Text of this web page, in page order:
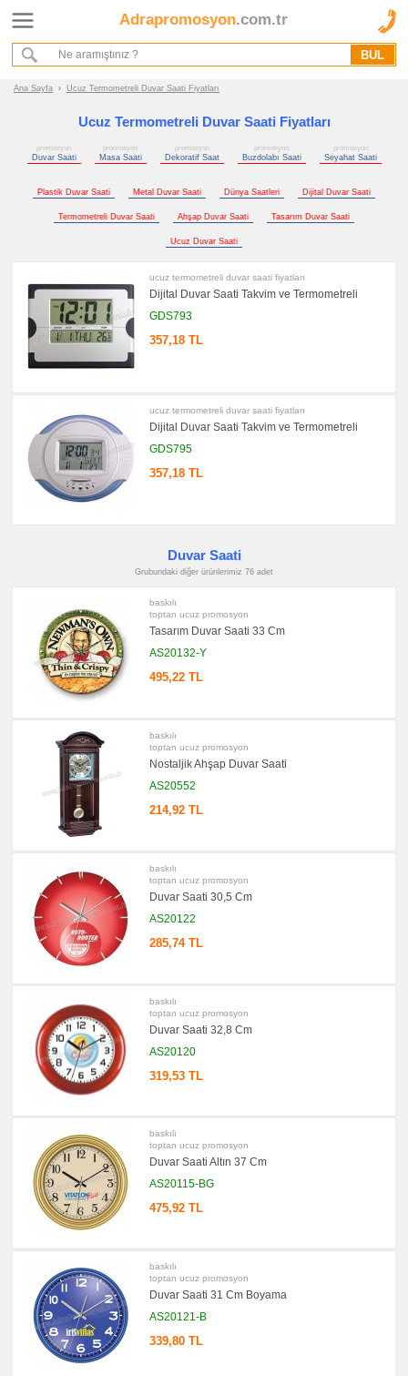
Adrapromosyon.com.tr
Ana Sayfa › Ucuz Termometreli Duvar Saati Fiyatları
Ucuz Termometreli Duvar Saati Fiyatları
promosyon
Duvar Saati
promosyon
Masa Saati
promosyon
Dekoratif Saat
promosyon
Buzdolabı Saati
promosyon
Seyahat Saati
Plastik Duvar Saati Metal Duvar Saati Dünya Saatleri Dijital Duvar Saati
Termometreli Duvar Saati Ahşap Duvar Saati Tasarım Duvar Saati
Ucuz Duvar Saati
ucuz termometreli duvar saati fiyatları
Dijital Duvar Saati Takvim ve Termometreli
GDS793
357,18 TL
ucuz termometreli duvar saati fiyatları
Dijital Duvar Saati Takvim ve Termometreli
GDS795
357,18 TL
Duvar Saati
Grubundaki diğer ürünlerimiz 76 adet
baskılı
toptan ucuz promosyon
Tasarım Duvar Saati 33 Cm
AS20132-Y
495,22 TL
baskılı
toptan ucuz promosyon
Nostaljik Ahşap Duvar Saati
AS20552
214,92 TL
baskılı
toptan ucuz promosyon
Duvar Saati 30,5 Cm
AS20122
285,74 TL
baskılı
toptan ucuz promosyon
Duvar Saati 32,8 Cm
AS20120
319,53 TL
baskılı
toptan ucuz promosyon
Duvar Saati Altın 37 Cm
AS20115-BG
475,92 TL
baskılı
toptan ucuz promosyon
Duvar Saati 31 Cm Boyama
AS20121-B
339,80 TL
Ana Sayfa
Hakkımızda
Kurumsal Hizmet Akışımız
Promosyon
Saat
promosyon
Masa
Saati
promosyon
Dekoratif
promosyon
Seyahat
Saati
promosyon
Tüm
Ürünleri
Gör
→
Termos
&
Bardak
promosyon
Geri
Dönüşümlü
Ürünler
Anahtarlık
promosyon
Hesap
Makinesi
promosyon
Makyaj
Aynası
promosyon
Şerit
Metre
&
Mezura
promosyon
Çakı
promosyon
Çakmak
&
Küllük
promosyon
Masa
promosyon
PowerBank
&
Şarj
Kablosu
promosyon
Flash
Bellek
promosyon
Kalem
Seti
promosyon
Kalemlik